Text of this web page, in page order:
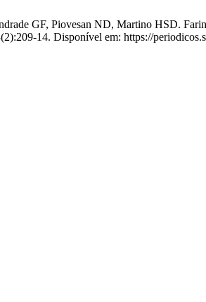
GF, Piovesan ND, Martino HSD.
14. Disponível em: https://